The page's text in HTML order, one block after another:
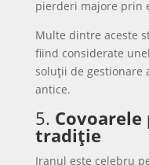
pierderi majore prin
Multe dintre aceste
fiind considerate
soluții de gestionare
antice.
5. Covoarele
tradiție
Iranul este celebru